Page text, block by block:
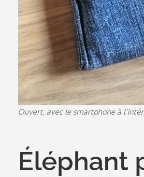
Ouvert, avec le smartphone à
Éléphant